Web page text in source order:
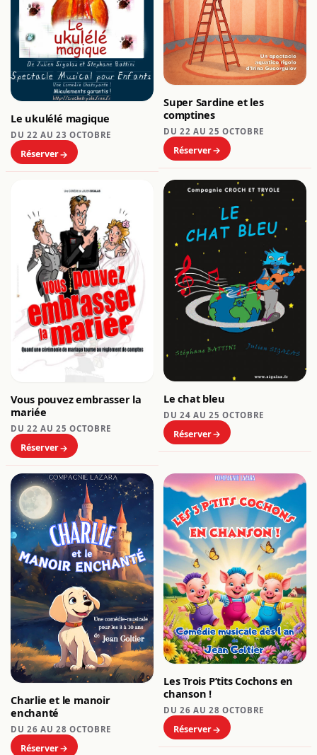
Le ukulélé magique
DU 22 AU 23 OCTOBRE
Réserver
Super Sardine et les
comptines
DU 22 AU 25 OCTOBRE
Réserver
Vous pouvez embrasser la
mariée
DU 22 AU 25 OCTOBRE
Réserver
Le chat bleu
DU 24 AU 25 OCTOBRE
Réserver
Charlie et le manoir
enchanté
DU 26 AU 28 OCTOBRE
Réserver
Les Trois P’tits Cochons en
chanson !
DU 26 AU 28 OCTOBRE
Réserver